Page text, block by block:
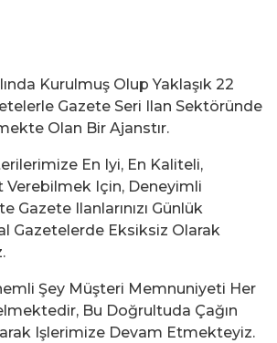
Kurulmuş Olup Yaklaşık 22
Gazete Seri Ilan Sektöründe
Olan Bir Ajanstır.
En Iyi, En Kaliteli,
Verebilmek Için, Deneyimli
Gazete Ilanlarınızı Günlük
Gazetelerde Eksiksiz Olarak
Şey Müşteri Memnuniyeti Her
Bu Doğrultuda Çağın
Işlerimize Devam Etmekteyiz.